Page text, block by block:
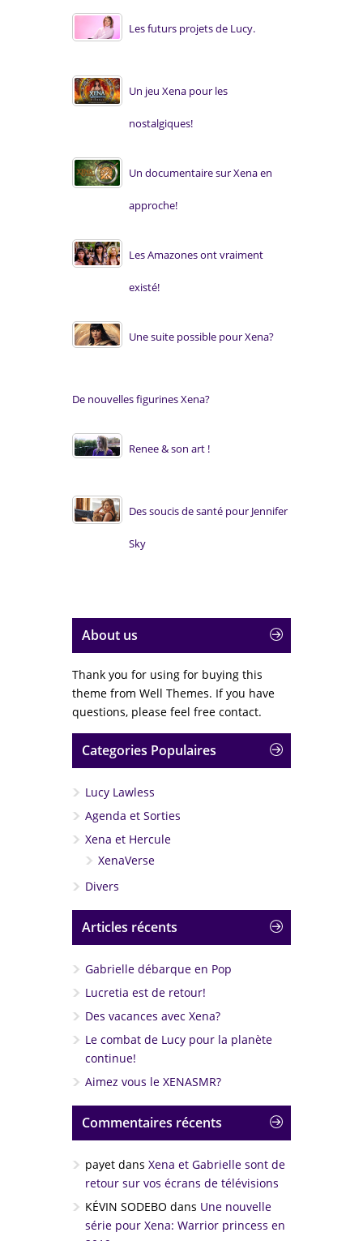
Les futurs projets de Lucy.
Un jeu Xena pour les
nostalgiques!
Un documentaire sur Xena en
approche!
Les Amazones ont vraiment
existé!
Une suite possible pour Xena?
De nouvelles figurines Xena?
Renee & son art !
Des soucis de santé pour Jennifer
Sky
About us
Thank you for using for buying this
theme from Well Themes. If you have
questions, please feel free contact.
Categories Populaires
Lucy Lawless
Agenda et Sorties
Xena et Hercule
XenaVerse
Divers
Articles récents
Gabrielle débarque en Pop
Lucretia est de retour!
Des vacances avec Xena?
Le combat de Lucy pour la planète
continue!
Aimez vous le XENASMR?
Commentaires récents
payet dans Xena et Gabrielle sont de
retour sur vos écrans de télévisions
KÉVIN SODEBO dans Une nouvelle
série pour Xena: Warrior princess en